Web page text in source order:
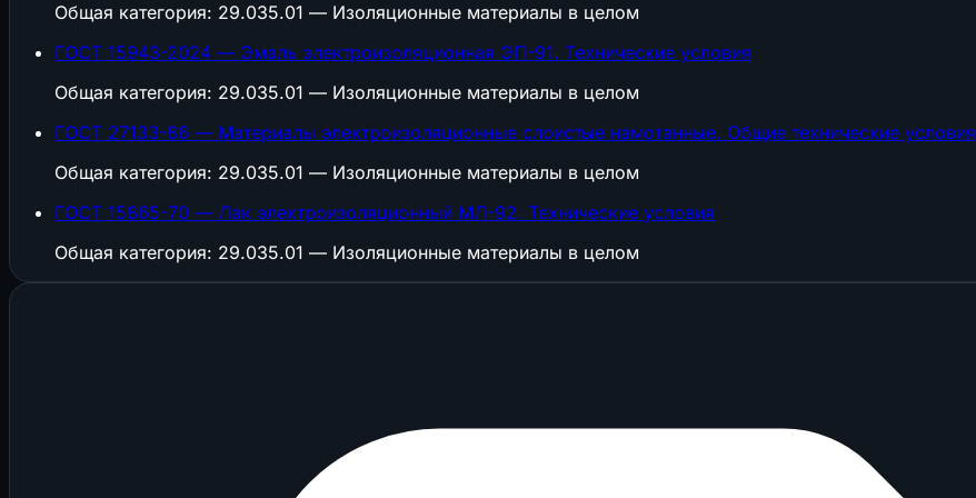
Общая категория: 29.035.01 — Изоляционные материалы в целом
ГОСТ 15943-2024 — Эмаль электроизоляционная ЭП-91. Технические условия
Общая категория: 29.035.01 — Изоляционные материалы в целом
ГОСТ 27133-86 — Материалы электроизоляционные слоистые намотанные. Общие технические условия
Общая категория: 29.035.01 — Изоляционные материалы в целом
ГОСТ 15865-70 — Лак электроизоляционный МЛ-92. Технические условия
Общая категория: 29.035.01 — Изоляционные материалы в целом